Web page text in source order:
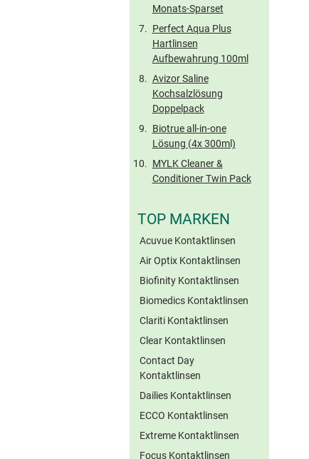
Monats-Sparset
Perfect Aqua Plus
Hartlinsen
Aufbewahrung 100ml
Avizor Saline
Kochsalzlösung
Doppelpack
Biotrue all-in-one
Lösung (4x 300ml)
MYLK Cleaner &
Conditioner Twin Pack
TOP MARKEN
Acuvue Kontaktlinsen
Air Optix Kontaktlinsen
Biofinity Kontaktlinsen
Biomedics Kontaktlinsen
Clariti Kontaktlinsen
Clear Kontaktlinsen
Contact Day
Kontaktlinsen
Dailies Kontaktlinsen
ECCO Kontaktlinsen
Extreme Kontaktlinsen
Focus Kontaktlinsen